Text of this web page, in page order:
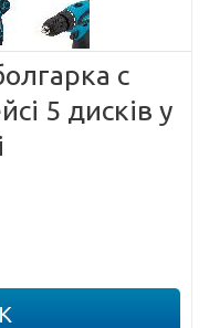
с
5 дисків у